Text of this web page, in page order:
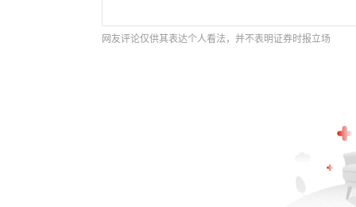
网友评论仅供其表达个人看法，并不表明证券时报立场